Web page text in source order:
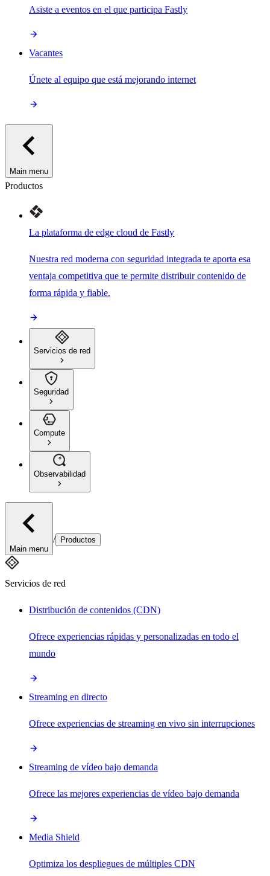
Asiste a eventos en el que participa Fastly
Vacantes
Únete al equipo que está mejorando internet
Main menu
Productos
La plataforma de edge cloud de Fastly
Nuestra red moderna con seguridad integrada te aporta esa
ventaja competitiva que te permite distribuir contenido de
forma rápida y fiable.
Servicios de red
Seguridad
Compute
Observabilidad
Main menu
/ Productos
Servicios de red
Distribución de contenidos (CDN)
Ofrece experiencias rápidas y personalizadas en todo el
mundo
Streaming en directo
Ofrece experiencias de streaming en vivo sin interrupciones
Streaming de vídeo bajo demanda
Ofrece las mejores experiencias de vídeo bajo demanda
Media Shield
Optimiza los despliegues de múltiples CDN